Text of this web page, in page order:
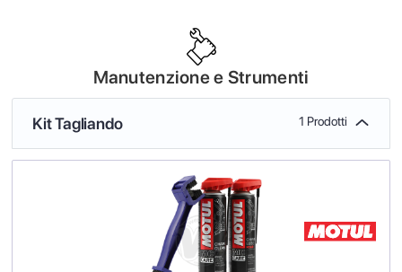
Manutenzione e Strumenti
Kit Tagliando 1 Prodotti